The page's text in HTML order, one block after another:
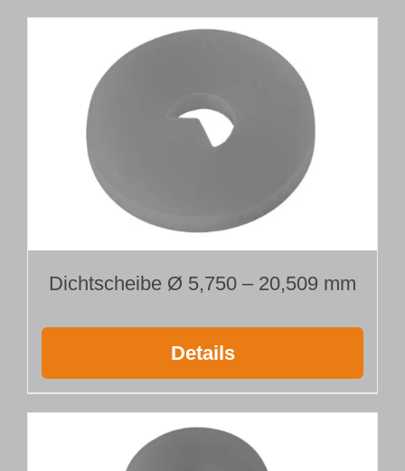
Dichtscheibe Ø 5,750 – 20,509 mm
Details